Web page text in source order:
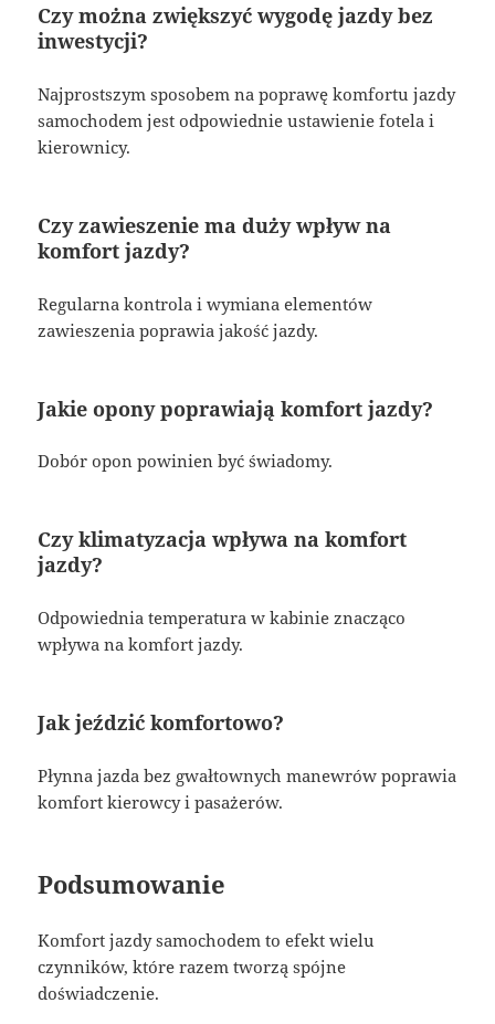
Czy można zwiększyć wygodę jazdy bez
inwestycji?
Najprostszym sposobem na poprawę komfortu jazdy
samochodem jest odpowiednie ustawienie fotela i
kierownicy.
Czy zawieszenie ma duży wpływ na
komfort jazdy?
Regularna kontrola i wymiana elementów
zawieszenia poprawia jakość jazdy.
Jakie opony poprawiają komfort jazdy?
Dobór opon powinien być świadomy.
Czy klimatyzacja wpływa na komfort
jazdy?
Odpowiednia temperatura w kabinie znacząco
wpływa na komfort jazdy.
Jak jeździć komfortowo?
Płynna jazda bez gwałtownych manewrów poprawia
komfort kierowcy i pasażerów.
Podsumowanie
Komfort jazdy samochodem to efekt wielu
czynników, które razem tworzą spójne
doświadczenie.